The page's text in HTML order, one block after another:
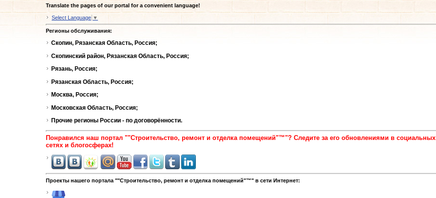
Translate the pages of our portal for a convenient language!
Select Language ▼
Регионы обслуживания:
Скопин, Рязанская Область, Россия;
Скопинский район, Рязанская Область, Россия;
Рязань, Россия;
Рязанская Область, Россия;
Москва, Россия;
Московская Область, Россия;
Прочие регионы России - по договорённости.
Понравился наш портал ""Строительство, ремонт и отделка помещений"™"? Следите за его обновлениями в социальных
сетях и блогосферах!
Проекты нашего портала ""Строительство, ремонт и отделка помещений"™" в сети Интернет: